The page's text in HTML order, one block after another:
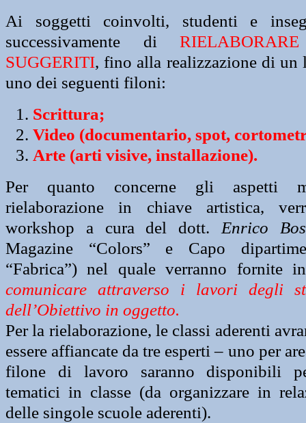
Ai soggetti coinvolti, studenti e
successivamente di
SUGGERITI, fino alla realizzazione di
uno dei seguenti filoni:
Scrittura;
Video (documentario, spot,
Arte (arti visive, installazione).
Per quanto concerne gli aspetti
rielaborazione in chiave artistica,
workshop a cura del dott.Enrico
Magazine “Colors” e Capo
“Fabrica”) nel quale verranno fornite
comunicare attraverso i lavori degli
dell’Obiettivo in oggetto.
Per la rielaborazione, le classi aderenti
essere affiancate da tre esperti – uno per
filone di lavoro saranno disponibili
tematici in classe (da organizzare in
delle singole scuole aderenti).